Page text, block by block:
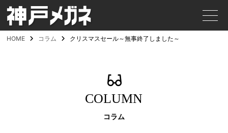
HOME コラム クリスマスセール～無事終了しました～
COLUMN
コラム